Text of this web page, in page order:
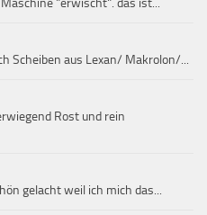
Scheiben aus Lexan/ Makrolon/...
Rost und rein
gelacht weil ich mich das...